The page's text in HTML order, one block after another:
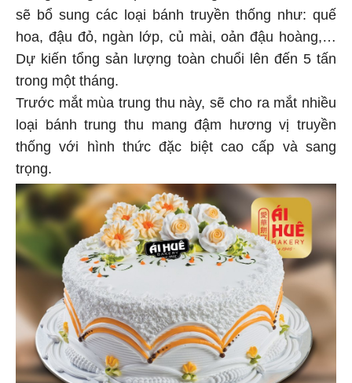
sẽ bổ sung các loại bánh truyền thống như: quế
hoa, đậu đỏ, ngàn lớp, củ mài, oản đậu hoàng,…
Dự kiến tổng sản lượng toàn chuổi lên đến 5 tấn
trong một tháng.
Trước mắt mùa trung thu này, sẽ cho ra mắt nhiều
loại bánh trung thu mang đậm hương vị truyền
thống với hình thức đặc biệt cao cấp và sang
trọng.